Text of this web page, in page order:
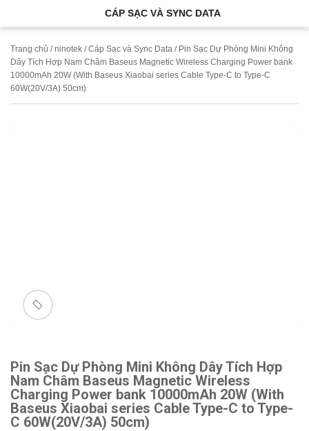
CÁP SẠC VÀ SYNC DATA
Trang chủ /ninotek /Cáp Sạc và Sync Data / Pin Sạc Dự Phòng Mini Không
Dây Tích Hợp Nam Châm Baseus Magnetic Wireless Charging Power bank
10000mAh 20W (With Baseus Xiaobai series Cable Type-C to Type-C
60W(20V/3A) 50cm)
🔍
Pin Sạc Dự Phòng Mini Không Dây Tích Hợp
Nam Châm Baseus Magnetic Wireless
Charging Power bank 10000mAh 20W (With
Baseus Xiaobai series Cable Type-C to Type-
C 60W(20V/3A) 50cm)